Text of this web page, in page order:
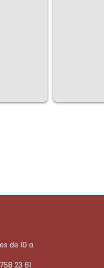
de 10 a
23 61